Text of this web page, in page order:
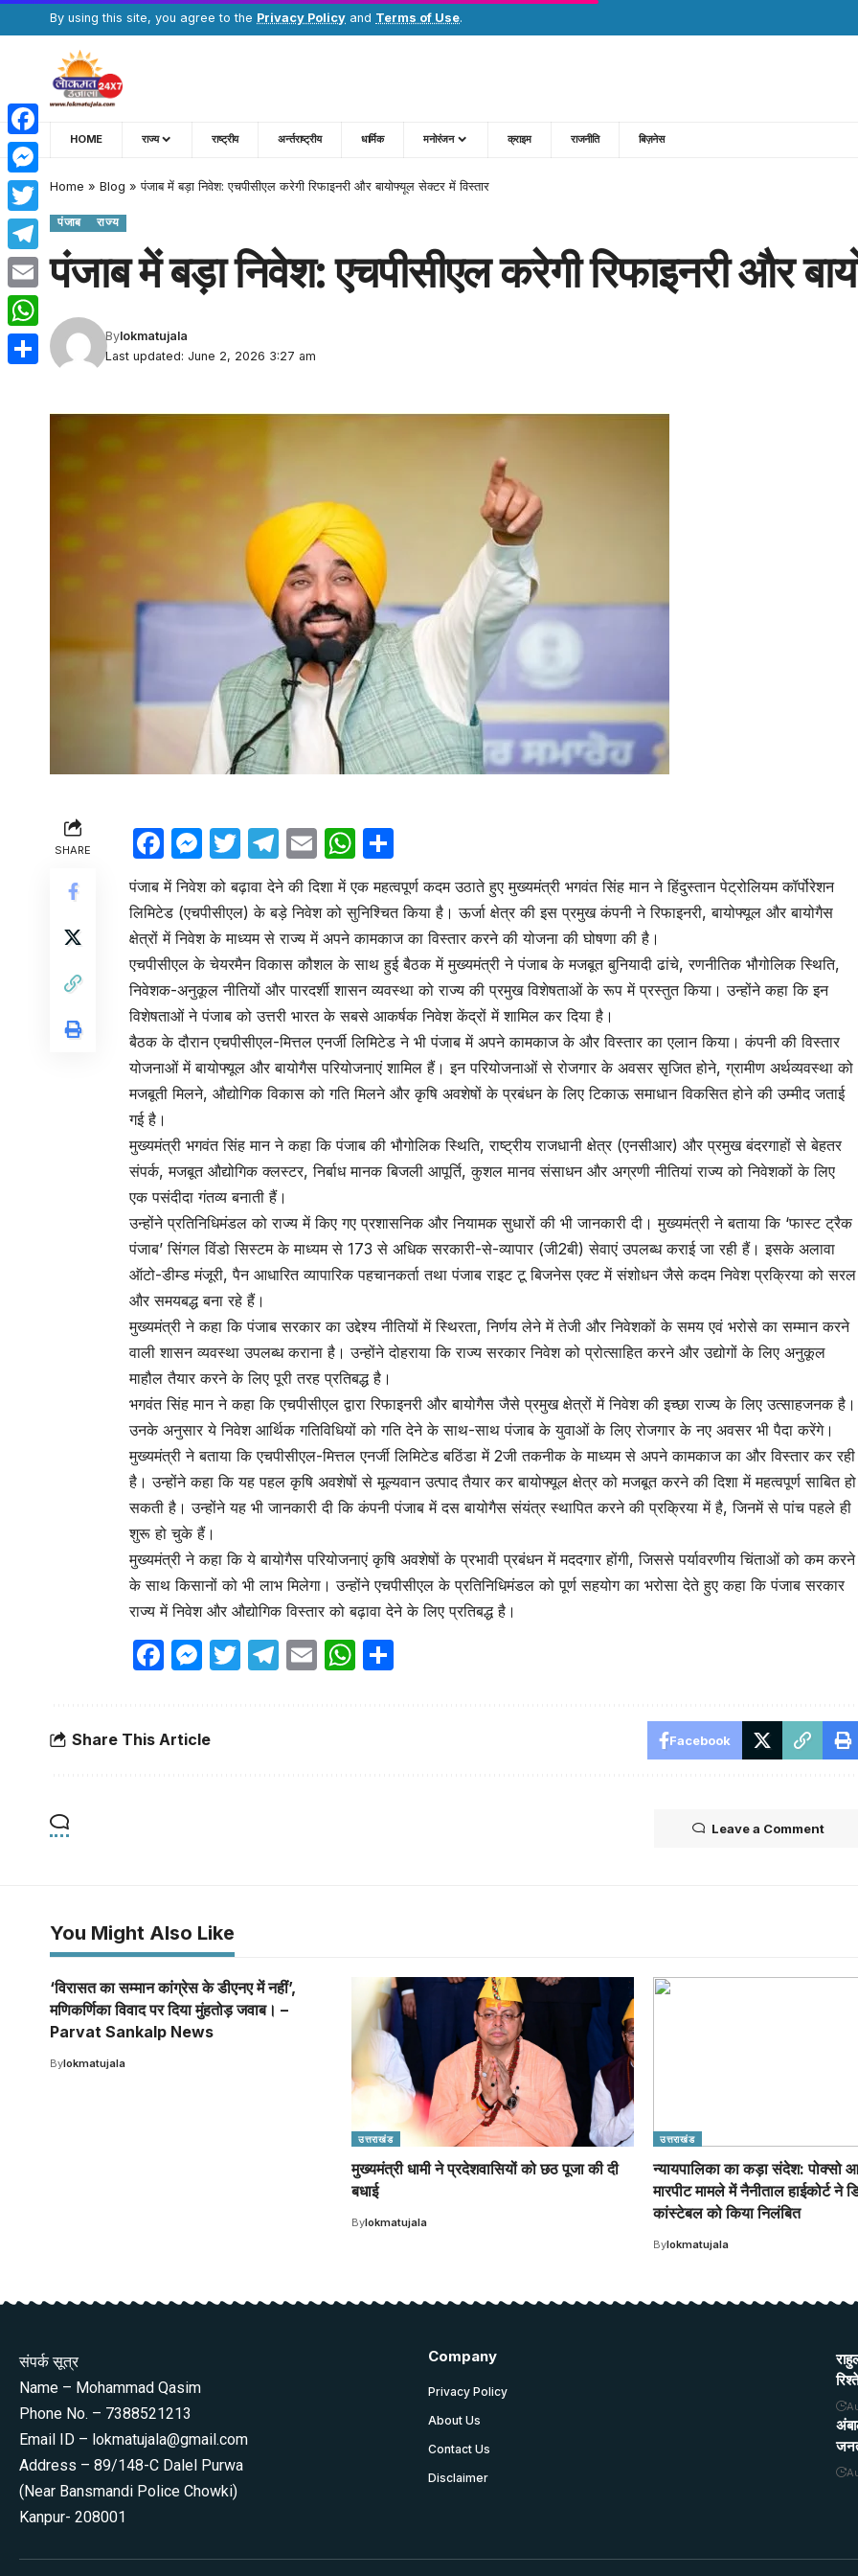
By using this site, you agree to the Privacy Policy and Terms of Use.
HOME राज्य राष्ट्रीय अर्न्तराष्ट्रीय धार्मिक मनोरंजन क्राइम राजनीति बिज़नेस
Home » Blog »पंजाब में बड़ा निवेश: एचपीसीएल करेगी रिफाइनरी और बायोफ्यूल सेक्टर में विस्तार
पंजाब राज्य
पंजाब में बड़ा निवेश: एचपीसीएल करेगी रिफाइनरी और
Last updated: June 2, 2026 3:27 am
Bylokmatujala
SHARE Facebook
Messenger
Twitter
Telegram
EmailWhatsApp
पंजाब में निवेश को बढ़ावा देने की दिशा में एक महत्वपूर्ण कदम उठाते हुए मुख्यमंत्री भगवंत सिंह मान ने हिंदुस्तान पेट्रोलियम कॉर्पोरेशन
लिमिटेड (एचपीसीएल) के बड़े निवेश को सुनिश्चित किया है। ऊर्जा क्षेत्र की इस प्रमुख कंपनी ने रिफाइनरी, बायोफ्यूल और बायोगैस
क्षेत्रों में निवेश के माध्यम से राज्य में अपने कामकाज का विस्तार करने की योजना की घोषणा की है।
एचपीसीएल के चेयरमैन विकास कौशल के साथ हुई बैठक में मुख्यमंत्री ने पंजाब के मजबूत बुनियादी ढांचे, रणनीतिक भौगोलिक स्थिति,
निवेशक-अनुकूल नीतियों और पारदर्शी शासन व्यवस्था को राज्य की प्रमुख विशेषताओं के रूप में प्रस्तुत किया। उन्होंने कहा कि इन
विशेषताओं ने पंजाब को उत्तरी भारत के सबसे आकर्षक निवेश केंद्रों में शामिल कर दिया है।
बैठक के दौरान एचपीसीएल-मित्तल एनर्जी लिमिटेड ने भी पंजाब में अपने कामकाज के और विस्तार का एलान किया। कंपनी की विस्तार
योजनाओं में बायोफ्यूल और बायोगैस परियोजनाएं शामिल हैं। इन परियोजनाओं से रोजगार के अवसर सृजित होने, ग्रामीण अर्थव्यवस्था को
मजबूती मिलने, औद्योगिक विकास को गति मिलने और कृषि अवशेषों के प्रबंधन के लिए टिकाऊ समाधान विकसित होने की उम्मीद जताई
गई है।
मुख्यमंत्री भगवंत सिंह मान ने कहा कि पंजाब की भौगोलिक स्थिति, राष्ट्रीय राजधानी क्षेत्र (एनसीआर) और प्रमुख बंदरगाहों से बेहतर
संपर्क, मजबूत औद्योगिक क्लस्टर, निर्बाध मानक बिजली आपूर्ति, कुशल मानव संसाधन और अग्रणी नीतियां राज्य को निवेशकों के लिए
एक पसंदीदा गंतव्य बनाती हैं।
उन्होंने प्रतिनिधिमंडल को राज्य में किए गए प्रशासनिक और नियामक सुधारों की भी जानकारी दी। मुख्यमंत्री ने बताया कि ‘फास्ट ट्रैक
पंजाब’ सिंगल विंडो सिस्टम के माध्यम से 173 से अधिक सरकारी-से-व्यापार (जी2बी) सेवाएं उपलब्ध कराई जा रही हैं। इसके अलावा
ऑटो-डीम्ड मंजूरी, पैन आधारित व्यापारिक पहचानकर्ता तथा पंजाब राइट टू बिजनेस एक्ट में संशोधन जैसे कदम निवेश प्रक्रिया को सरल
और समयबद्ध बना रहे हैं।
मुख्यमंत्री ने कहा कि पंजाब सरकार का उद्देश्य नीतियों में स्थिरता, निर्णय लेने में तेजी और निवेशकों के समय एवं भरोसे का सम्मान करने
वाली शासन व्यवस्था उपलब्ध कराना है। उन्होंने दोहराया कि राज्य सरकार निवेश को प्रोत्साहित करने और उद्योगों के लिए अनुकूल
माहौल तैयार करने के लिए पूरी तरह प्रतिबद्ध है।
भगवंत सिंह मान ने कहा कि एचपीसीएल द्वारा रिफाइनरी और बायोगैस जैसे प्रमुख क्षेत्रों में निवेश की इच्छा राज्य के लिए उत्साहजनक है।
उनके अनुसार ये निवेश आर्थिक गतिविधियों को गति देने के साथ-साथ पंजाब के युवाओं के लिए रोजगार के नए अवसर भी पैदा करेंगे।
मुख्यमंत्री ने बताया कि एचपीसीएल-मित्तल एनर्जी लिमिटेड बठिंडा में 2जी तकनीक के माध्यम से अपने कामकाज का और विस्तार कर रही
है। उन्होंने कहा कि यह पहल कृषि अवशेषों से मूल्यवान उत्पाद तैयार कर बायोफ्यूल क्षेत्र को मजबूत करने की दिशा में महत्वपूर्ण साबित हो
सकती है। उन्होंने यह भी जानकारी दी कि कंपनी पंजाब में दस बायोगैस संयंत्र स्थापित करने की प्रक्रिया में है, जिनमें से पांच पहले ही
शुरू हो चुके हैं।
मुख्यमंत्री ने कहा कि ये बायोगैस परियोजनाएं कृषि अवशेषों के प्रभावी प्रबंधन में मददगार होंगी, जिससे पर्यावरणीय चिंताओं को कम करने
के साथ किसानों को भी लाभ मिलेगा। उन्होंने एचपीसीएल के प्रतिनिधिमंडल को पूर्ण सहयोग का भरोसा देते हुए कहा कि पंजाब सरकार
राज्य में निवेश और औद्योगिक विस्तार को बढ़ावा देने के लिए प्रतिबद्ध है।
Facebook
Messenger
Twitter
Telegram
EmailWhatsApp
Share This Article Facebook
Leave a Comment
You Might Also Like
‘विरासत का सम्मान कांग्रेस के डीएनए में नहीं’,
मणिकर्णिका विवाद पर दिया मुंहतोड़ जवाब। –
Parvat Sankalp News
Bylokmatujala
उत्तराखंड
मुख्यमंत्री धामी ने प्रदेशवासियों को छठ पूजा की दी
बधाई
Bylokmatujala
उत्तराखंड
न्यायपालिका का कड़ा संदेश: पोक्सो
मारपीट मामले में नैनीताल हाईकोर्ट ने
कांस्टेबल को किया निलंबित
Bylokmatujala
संपर्क सूत्र
Name – Mohammad Qasim
Phone No. – 7388521213
Email ID – lokmatujala@gmail.com
Address – 89/148-C Dalel Purwa
(Near Bansmandi Police Chowki)
Kanpur- 208001
Company
Privacy Policy
About Us
Contact Us
Disclaimer
Facebook
Messenger
Twitter
Telegram
Email
WhatsApp